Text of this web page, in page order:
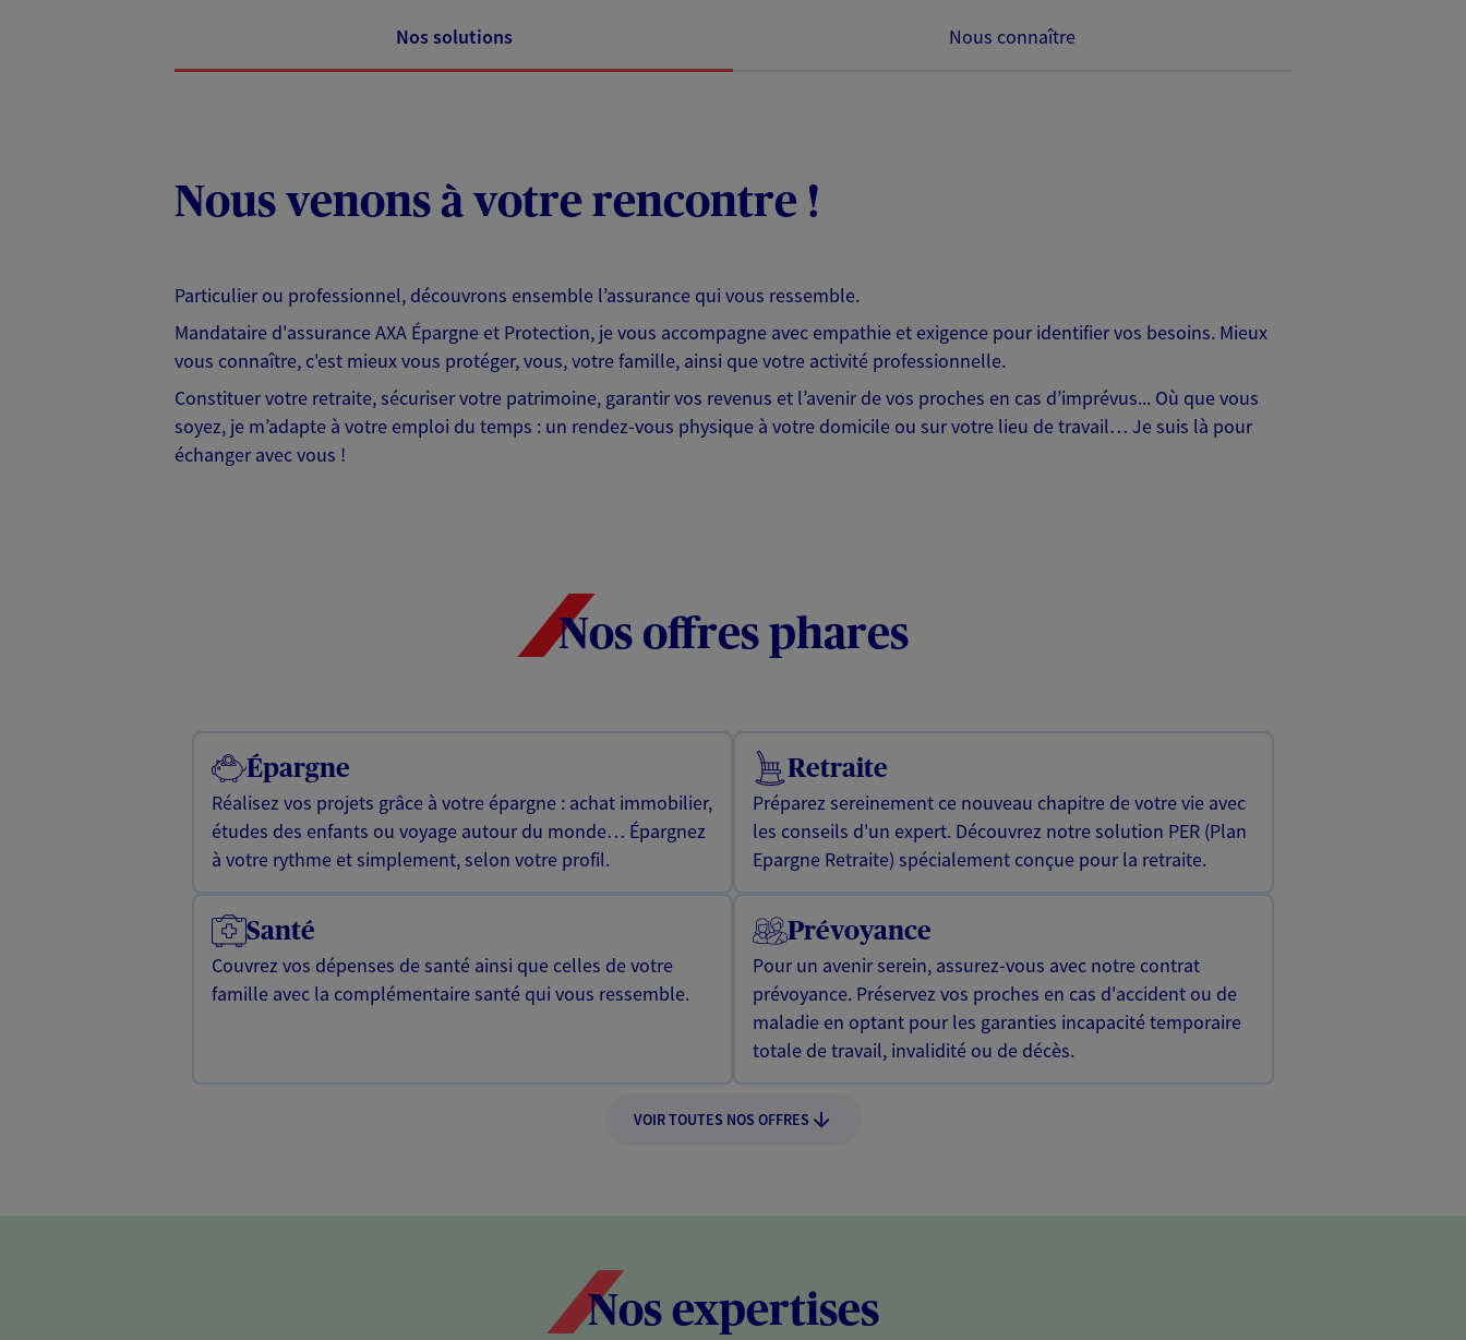
Nos solutions Nous connaître
Nous venons à votre rencontre !
Particulier ou professionnel, découvrons ensemble l’assurance qui vous ressemble.
Mandataire d'assurance AXA Épargne et Protection, je vous accompagne avec empathie et exigence pour identifier vos besoins. Mieux
vous connaître, c'est mieux vous protéger, vous, votre famille, ainsi que votre activité professionnelle.
Constituer votre retraite, sécuriser votre patrimoine, garantir vos revenus et l’avenir de vos proches en cas d’imprévus... Où que vous
soyez, je m’adapte à votre emploi du temps : un rendez-vous physique à votre domicile ou sur votre lieu de travail… Je suis là pour
échanger avec vous !
Nos offres phares
Épargne
Réalisez vos projets grâce à votre épargne : achat immobilier,
études des enfants ou voyage autour du monde… Épargnez
à votre rythme et simplement, selon votre profil.
Retraite
Préparez sereinement ce nouveau chapitre de votre vie avec
les conseils d'un expert. Découvrez notre solution PER (Plan
Epargne Retraite) spécialement conçue pour la retraite.
Santé
Couvrez vos dépenses de santé ainsi que celles de votre
famille avec la complémentaire santé qui vous ressemble.
Prévoyance
Pour un avenir serein, assurez-vous avec notre contrat
prévoyance. Préservez vos proches en cas d'accident ou de
maladie en optant pour les garanties incapacité temporaire
totale de travail, invalidité ou de décès.
VOIR TOUTES NOS OFFRES
Nos expertises